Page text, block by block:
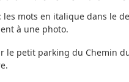
les mots en italique dans le
à une photo.
le petit parking du Chemin